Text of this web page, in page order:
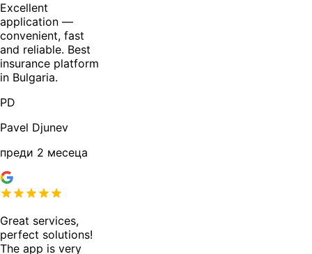
Excellent
application —
convenient, fast
and reliable. Best
insurance platform
in Bulgaria.
PD
Pavel Djunev
преди 2 месеца
Great services,
perfect solutions!
The app is very